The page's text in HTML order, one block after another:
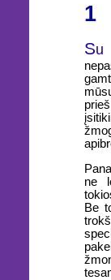
1
Su
ne
Be